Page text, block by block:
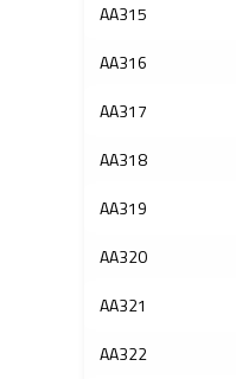
AA315
AA316
AA317
AA318
AA319
AA320
AA321
AA322